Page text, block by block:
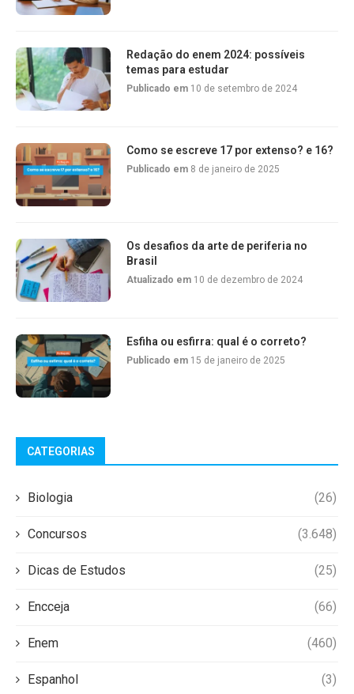
Redação do enem 2024: possíveis
temas para estudar
Publicado em 10 de setembro de 2024
Como se escreve 17 por extenso? e 16?
Publicado em 8 de janeiro de 2025
Os desafios da arte de periferia no
Brasil
Atualizado em 10 de dezembro de 2024
Esfiha ou esfirra: qual é o correto?
Publicado em 15 de janeiro de 2025
CATEGORIAS
Biologia (26)
Concursos (3.648)
Dicas de Estudos (25)
Encceja (66)
Enem (460)
Espanhol (3)